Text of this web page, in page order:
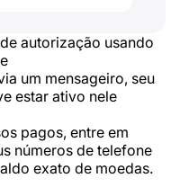
autorização usando
um mensageiro, seu
estar ativo nele
pagos, entre em
números de telefone
exato de moedas.